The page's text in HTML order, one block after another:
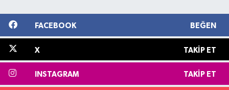
FACEBOOK BEĞEN
X TAKIP ET
INSTAGRAM TAKIP ET